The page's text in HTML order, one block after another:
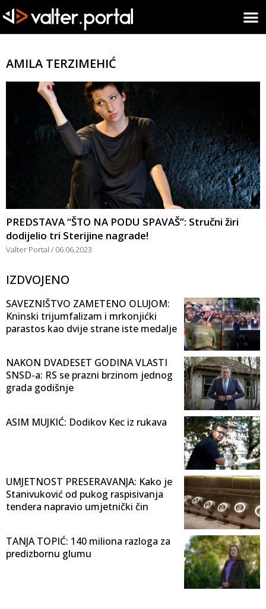
AMILA TERZIMEHIĆ
PREDSTAVA “ŠTO NA PODU SPAVAŠ”: Stručni žiri
dodijelio tri Sterijine nagrade!
Valter Portal 06.06.2023
IZDVOJENO
SAVEZNIŠTVO ZAMETENO OLUJOM:
Kninski trijumfalizam i mrkonjićki
parastos kao dvije strane iste medalje
NAKON DVADESET GODINA VLASTI
SNSD-a: RS se prazni brzinom jednog
grada godišnje
ASIM MUJKIĆ: Dodikov Kec iz rukava
UMJETNOST PRESERAVANJA: Kako je
Stanivuković od pukog raspisivanja
tendera napravio umjetnički čin
TANJA TOPIĆ: 140 miliona razloga za
predizbornu glumu